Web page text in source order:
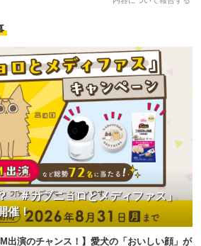
「＃カブニョロとメディファス」
催！
出演のチャンス！】愛犬の「おいしい顔」が